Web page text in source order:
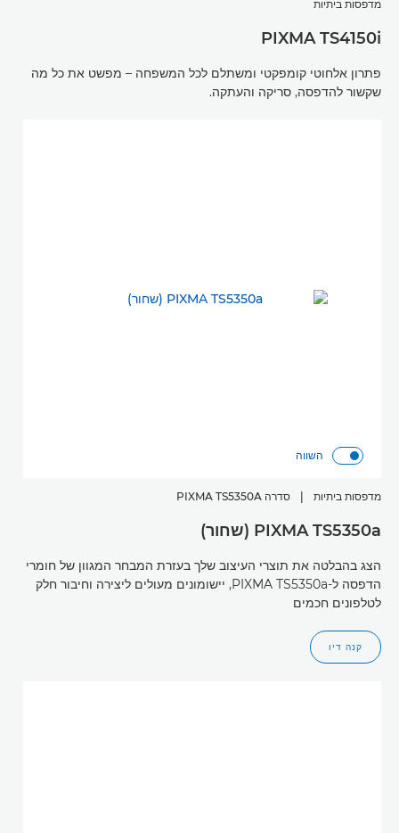
מדפסות ביתיות
PIXMA TS4150i
פתרון אלחוטי קומפקטי ומשתלם לכל המשפחה – מפשט את כל מה
שקשור להדפסה, סריקה והעתקה.
השווה
מדפסות ביתיות | סדרה PIXMA TS5350A
PIXMA TS5350a (שחור)
הצג בהבלטה את תוצרי העיצוב שלך בעזרת המבחר המגוון של חומרי
הדפסה ל-PIXMA TS5350a, יישומונים מעולים ליצירה וחיבור חלק
לטלפונים חכמים
קנה דיו